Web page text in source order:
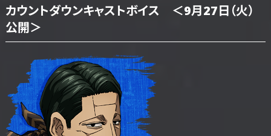
カウントダウンキャストボイス ＜9月27日（火）
公開＞